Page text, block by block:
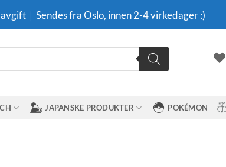
｜Sendes fra Oslo, innen 2-4 virkedager :)
JAPANSKE PRODUKTER POKÉMON